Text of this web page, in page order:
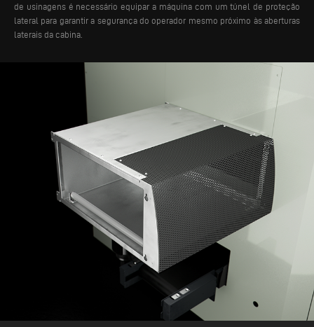
de usinagens é necessário equipar a máquina com um túnel de proteção
lateral para garantir a segurança do operador mesmo próximo às aberturas
laterais da cabina.